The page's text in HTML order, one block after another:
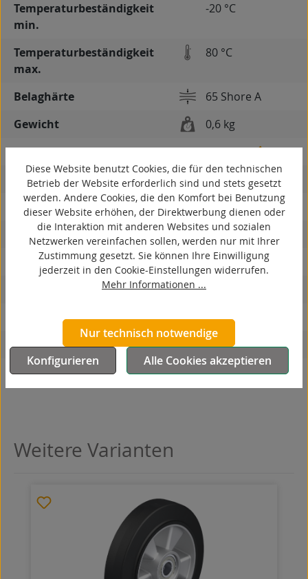
Temperaturbeständigkeit
min.
-20 °C
Temperaturbeständigkeit
max.
80 °C
Belaghärte
65 Shore A
Gewicht
0,6 kg
spurlos
kontaktverfärbungsfrei
antistatisch
ESD
elektrisch leitfähig
korrosionsbeständig
hitzebeständig
autoklaventauglich
Produkttyp
Rad
Produktgalerie überspringen
Weitere Varianten
Diese Website benutzt Cookies, die für den technischen
Betrieb der Website erforderlich sind und stets gesetzt
werden. Andere Cookies, die den Komfort bei Benutzung
dieser Website erhöhen, der Direktwerbung dienen oder
die Interaktion mit anderen Websites und sozialen
Netzwerken vereinfachen sollen, werden nur mit Ihrer
Zustimmung gesetzt. Sie können Ihre Einwilligung
jederzeit in den Cookie-Einstellungen widerrufen.
Mehr Informationen ...
Nur technisch notwendige
Konfigurieren
Alle Cookies akzeptieren